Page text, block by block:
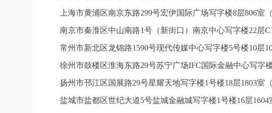
上海市黄浦区南京东路299号宏伊国际广场写字楼8层806室
南京市秦淮区中山南路1号（新街口）南京中心写字楼22层
常州市新北区龙锦路1590号现代传媒中心写字楼5号楼10层
徐州市鼓楼区淮海东路29号苏宁广场IFC国际金融中心写字
扬州市邗江区国展路29号星耀天地写字楼1号楼18层1803室
盐城市盐都区世纪大道5号盐城金融城写字楼1号楼16层1604